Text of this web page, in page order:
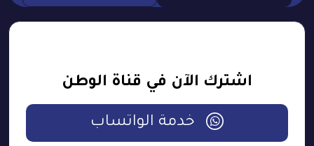
اشترك الآن في قناة الوطن
خدمة الواتساب